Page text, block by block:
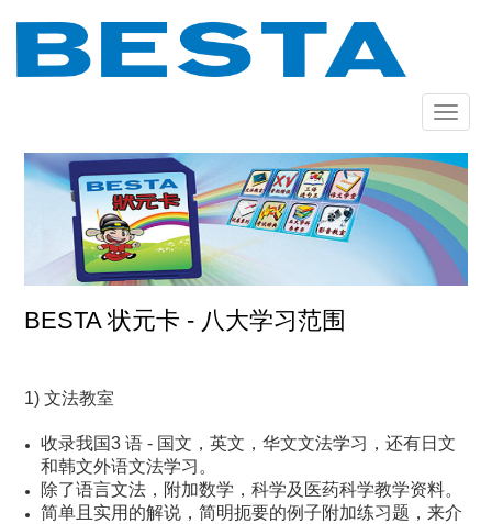
Toggle
BESTA 状元卡 - 八大学习范围
1) 文法教室
收录我国3 语 - 国文，英文，华文文法学习，还有日文
和韩文外语文法学习。
除了语言文法，附加数学，科学及医药科学教学资料。
简单且实用的解说，简明扼要的例子附加练习题，来介